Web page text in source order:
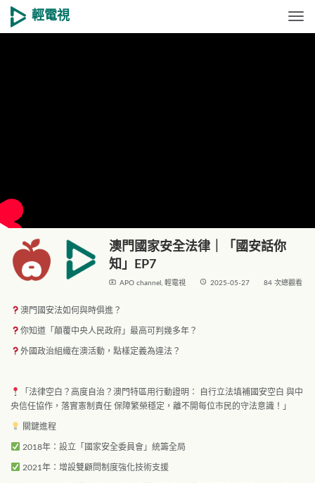
輕電視
澳門國家安全法律｜「國安話你
知」EP7
live_tv APO channel , 輕電視 access_time 2025-05-27 84 次總觀看
澳門國安法如何與時俱進？
你知道「顛覆中央人民政府」最高可判幾多年？
外國政治組織在澳活動，點樣定義為違法？
「法律空白？高度自治？澳門特區用行動證明： 自行立法填補國安空白 與中
央信任協作，落實憲制責任 保障繁榮穩定，離不開每位市民的守法意識！」
關鍵進程
2018年：設立「國家安全委員會」統籌全局
2021年：增設雙顧問制度強化技術支援